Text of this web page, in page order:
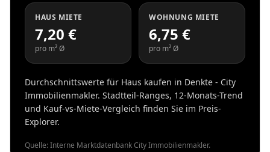
HAUS MIETE
7,20 €
pro m² Ø
WOHNUNG MIETE
6,75 €
pro m² Ø
Durchschnittswerte für Haus kaufen in Denkte - City
Immobilienmakler. Stadtteil-Ranges, 12-Monats-Trend
und Kauf-vs-Miete-Vergleich finden Sie im Preis-
Explorer.
Quelle: Interne Marktdatenbank City Immobilienmakler.